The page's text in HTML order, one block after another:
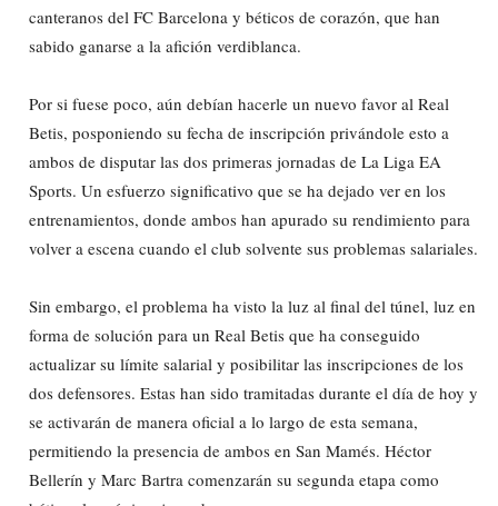
canteranos del FC Barcelona y béticos de corazón, que han
sabido ganarse a la afición verdiblanca.
Por si fuese poco, aún debían hacerle un nuevo favor al Real
Betis, posponiendo su fecha de inscripción privándole esto a
ambos de disputar las dos primeras jornadas de La Liga EA
Sports. Un esfuerzo significativo que se ha dejado ver en los
entrenamientos, donde ambos han apurado su rendimiento para
volver a escena cuando el club solvente sus problemas salariales.
Sin embargo, el problema ha visto la luz al final del túnel, luz en
forma de solución para un Real Betis que ha conseguido
actualizar su límite salarial y posibilitar las inscripciones de los
dos defensores. Estas han sido tramitadas durante el día de hoy y
se activarán de manera oficial a lo largo de esta semana,
permitiendo la presencia de ambos en San Mamés. Héctor
Bellerín y Marc Bartra comenzarán su segunda etapa como